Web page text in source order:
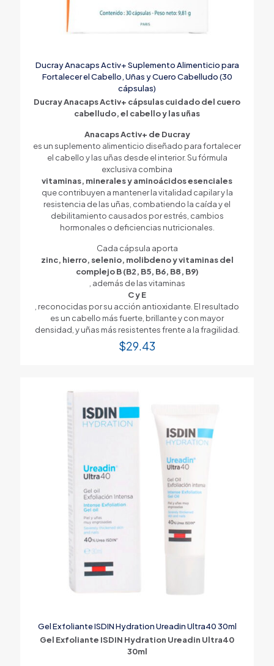
Ducray Anacaps Activ+ Suplemento Alimenticio para
Fortalecer el Cabello, Uñas y Cuero Cabelludo (30
cápsulas)
Ducray Anacaps Activ+ cápsulas cuidado del cuero
cabelludo, el cabello y las uñas
Anacaps Activ+ de Ducray
es un suplemento alimenticio diseñado para fortalecer
el cabello y las uñas desde el interior. Su fórmula
exclusiva combina
vitaminas, minerales y aminoácidos esenciales
que contribuyen a mantener la vitalidad capilar y la
resistencia de las uñas, combatiendo la caída y el
debilitamiento causados por estrés, cambios
hormonales o deficiencias nutricionales.
Cada cápsula aporta
zinc, hierro, selenio, molibdeno y vitaminas del
complejo B (B2, B5, B6, B8, B9)
, además de las vitaminas
C y E
, reconocidas por su acción antioxidante. El resultado
es un cabello más fuerte, brillante y con mayor
densidad, y uñas más resistentes frente a la fragilidad.
$29.43
Gel Exfoliante ISDIN Hydration Ureadin Ultra40 30ml
Gel Exfoliante ISDIN Hydration Ureadin Ultra40
30ml